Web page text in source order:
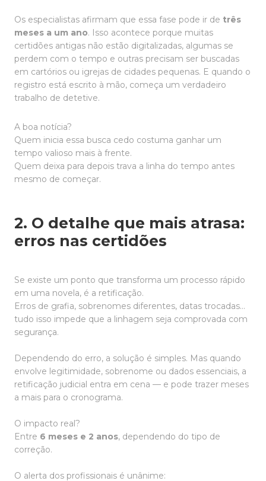
Os especialistas afirmam que essa fase pode ir de três
meses a um ano. Isso acontece porque muitas
certidões antigas não estão digitalizadas, algumas se
perdem com o tempo e outras precisam ser buscadas
em cartórios ou igrejas de cidades pequenas. E quando o
registro está escrito à mão, começa um verdadeiro
trabalho de detetive.
A boa notícia?
Quem inicia essa busca cedo costuma ganhar um
tempo valioso mais à frente.
Quem deixa para depois trava a linha do tempo antes
mesmo de começar.
2. O detalhe que mais atrasa:
erros nas certidões
Se existe um ponto que transforma um processo rápido
em uma novela, é a retificação.
Erros de grafia, sobrenomes diferentes, datas trocadas…
tudo isso impede que a linhagem seja comprovada com
segurança.
Dependendo do erro, a solução é simples. Mas quando
envolve legitimidade, sobrenome ou dados essenciais, a
retificação judicial entra em cena — e pode trazer meses
a mais para o cronograma.
O impacto real?
Entre 6 meses e 2 anos, dependendo do tipo de
correção.
O alerta dos profissionais é unânime: